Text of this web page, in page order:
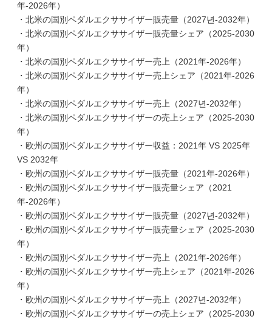
年-2026年）
・北米の国別ペダルエクササイザー販売量（2027년-2032年）
・北米の国別ペダルエクササイザー販売量シェア（2025-2030
年）
・北米の国別ペダルエクササイザー売上（2021年-2026年）
・北米の国別ペダルエクササイザー売上シェア（2021年-2026
年）
・北米の国別ペダルエクササイザー売上（2027년-2032年）
・北米の国別ペダルエクササイザーの売上シェア（2025-2030
年）
・欧州の国別ペダルエクササイザー収益：2021年 VS 2025年
VS 2032年
・欧州の国別ペダルエクササイザー販売量（2021年-2026年）
・欧州の国別ペダルエクササイザー販売量シェア（2021
年-2026年）
・欧州の国別ペダルエクササイザー販売量（2027년-2032年）
・欧州の国別ペダルエクササイザー販売量シェア（2025-2030
年）
・欧州の国別ペダルエクササイザー売上（2021年-2026年）
・欧州の国別ペダルエクササイザー売上シェア（2021年-2026
年）
・欧州の国別ペダルエクササイザー売上（2027년-2032年）
・欧州の国別ペダルエクササイザーの売上シェア（2025-2030